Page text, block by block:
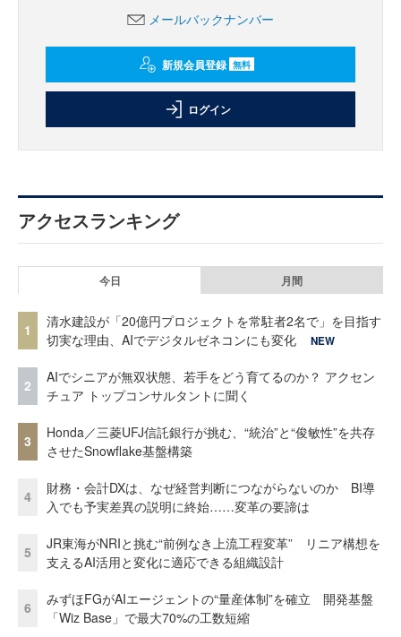
メールバックナンバー
新規会員登録 無料
ログイン
アクセスランキング
今日 月間
1
清水建設が「20億円プロジェクトを常駐者2名で」を目指す
切実な理由、AIでデジタルゼネコンにも変化
NEW
2
AIでシニアが無双状態、若手をどう育てるのか？ アクセン
チュア トップコンサルタントに聞く
3
Honda／三菱UFJ信託銀行が挑む、“統治”と“俊敏性”を共存
させたSnowflake基盤構築
4
財務・会計DXは、なぜ経営判断につながらないのか BI導
入でも予実差異の説明に終始……変革の要諦は
5
JR東海がNRIと挑む“前例なき上流工程変革” リニア構想を
支えるAI活用と変化に適応できる組織設計
6
みずほFGがAIエージェントの“量産体制”を確立 開発基盤
「Wiz Base」で最大70%の工数短縮